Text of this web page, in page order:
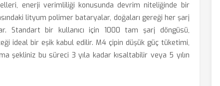
enerji verimliliği konusunda devrim niteliğinde bir
lityum polimer bataryalar, doğaları gereği her şarj
Standart bir kullanıcı için 1000 tam şarj döngüsü,
ideal bir eşik kabul edilir. M4 çipin düşük güç tüketimi,
şekliniz bu süreci 3 yıla kadar kısaltabilir veya 5 yılın